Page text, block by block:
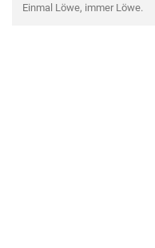
Einmal Löwe, immer Löwe.